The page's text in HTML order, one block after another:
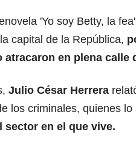
'Yo soy Betty, la
capital de la República,
en plena calle
Julio César Herrera
los criminales, quienes lo
en el que vive.